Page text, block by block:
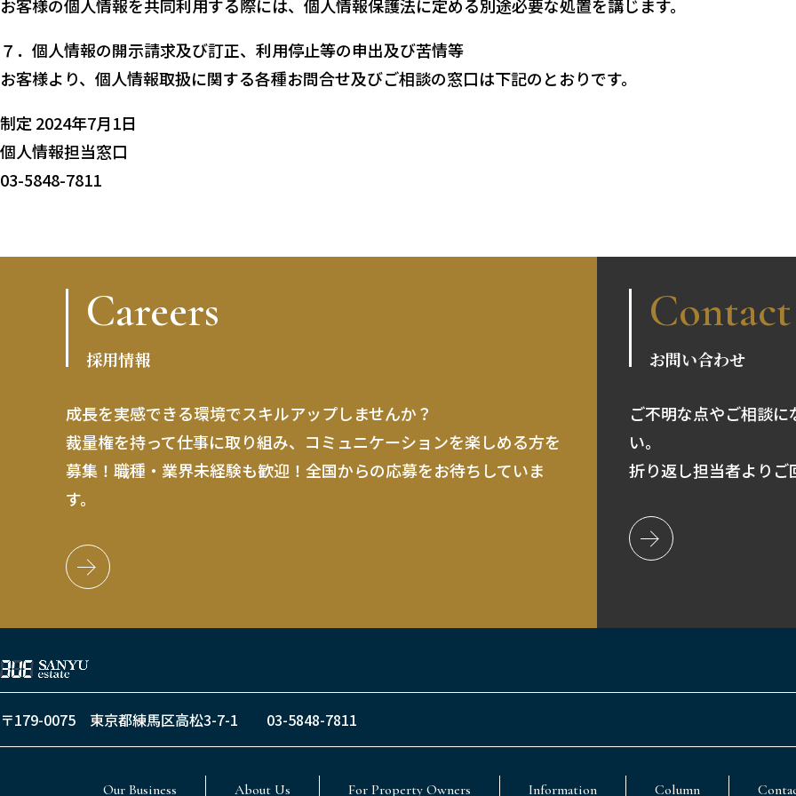
お客様の個⼈情報を共同利用する際には、個⼈情報保護法に定める別途必要な処置を講じます。
７．個⼈情報の開⽰請求及び訂正、利用停止等の申出及び苦情等
お客様より、個⼈情報取扱に関する各種お問合せ及びご相談の窓口は下記のとおりです。
制定 2024年7月1日
個人情報担当窓口
03-5848-7811
Careers
採用情報
成長を実感できる環境でスキルアップしませんか？
裁量権を持って仕事に取り組み、コミュニケーションを楽しめる方を
募集！職種・業界未経験も歓迎！全国からの応募をお待ちしていま
す。
お問い合わせ
ご不明な点やご相談
い。
折り返し担当者よりご
〒179-0075 東京都練馬区高松3-7-1 03-5848-7811
Our Business About Us For Property Owners Information Column